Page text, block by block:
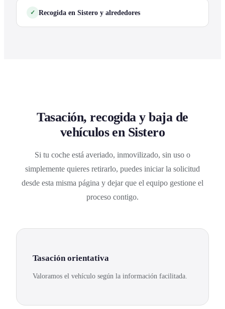
Recogida en Sistero y alrededores
Tasación, recogida y baja de
vehículos en Sistero
Si tu coche está averiado, inmovilizado, sin uso o
simplemente quieres retirarlo, puedes iniciar la solicitud
desde esta misma página y dejar que el equipo gestione el
proceso contigo.
Tasación orientativa
Valoramos el vehículo según la información facilitada.